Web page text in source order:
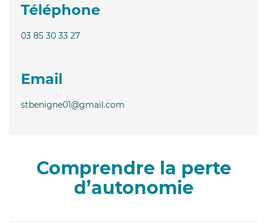
Téléphone
03 85 30 33 27
Email
stbenigne01@gmail.com
Comprendre la perte
d’autonomie